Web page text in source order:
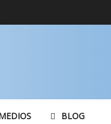
BLOG